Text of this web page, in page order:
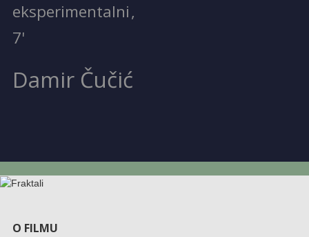
eksperimentalni,
7'
Damir Čučić
O FILMU